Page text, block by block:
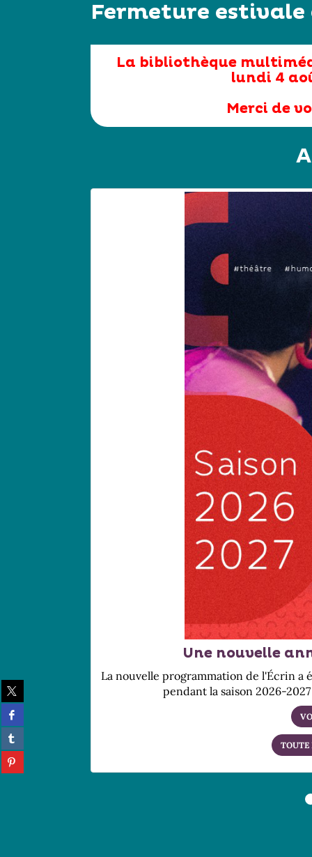
Partager
sur
twitter
(Nouvelle
fenêtre)
Partager
sur
facebook
(Nouvelle
fenêtre)
Partager
sur
tumblr
(Nouvelle
Partager
sur
Fermeture
La bibliothèque
lundi 4
Merci de
Une nouvelle
La nouvelle programmation de l'Écrin a
pendant la saison 2026-
TOUTE